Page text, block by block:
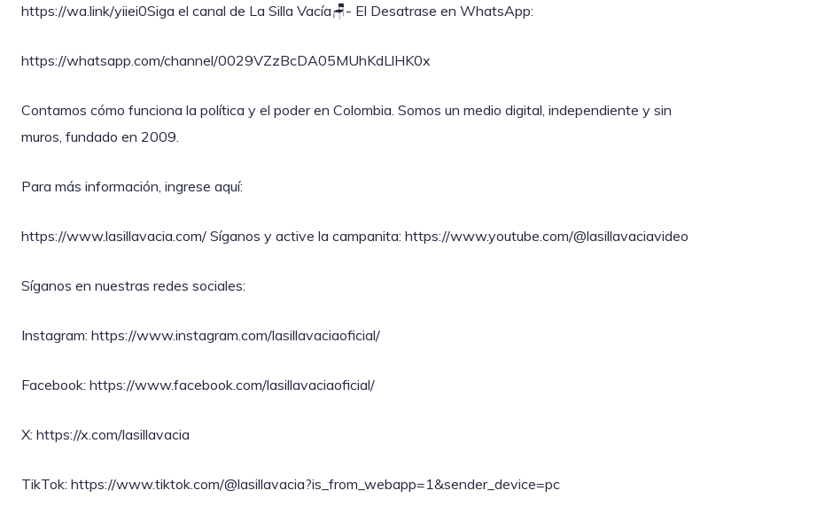
https://wa.link/yiiei0‎Siga el canal de La Silla Vacía🪑- El Desatrase en WhatsApp:
https://whatsapp.com/channel/0029VZzBcDA05MUhKdLlHK0x
Contamos cómo funciona la política y el poder en Colombia. Somos un medio digital, independiente y sin
muros, fundado en 2009.
Para más información, ingrese aquí:
https://www.lasillavacia.com/ Síganos y active la campanita: https://www.youtube.com/@lasillavaciavideo
Síganos en nuestras redes sociales:
Instagram: https://www.instagram.com/lasillavaciaoficial/
Facebook: https://www.facebook.com/lasillavaciaoficial/
X: https://x.com/lasillavacia
TikTok: https://www.tiktok.com/@lasillavacia?is_from_webapp=1&sender_device=pc